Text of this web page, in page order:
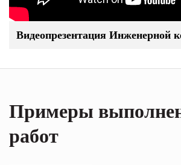
Видеопрезентация Инженерной
Примеры
работ